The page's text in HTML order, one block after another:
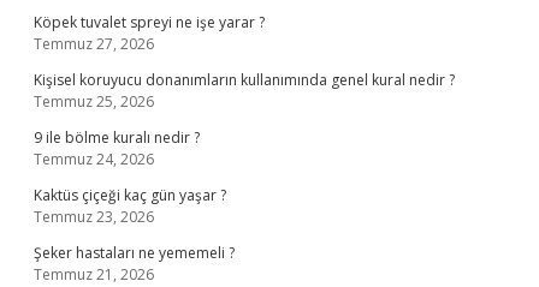
Köpek tuvalet spreyi ne işe yarar ?
Temmuz 27, 2026
Kişisel koruyucu donanımların kullanımında genel kural nedir ?
Temmuz 25, 2026
9 ile bölme kuralı nedir ?
Temmuz 24, 2026
Kaktüs çiçeği kaç gün yaşar ?
Temmuz 23, 2026
Şeker hastaları ne yememeli ?
Temmuz 21, 2026